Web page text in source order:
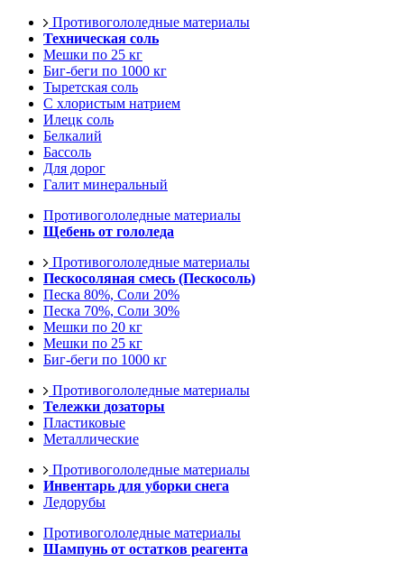
Противогололедные материалы
Техническая соль
Мешки по 25 кг
Биг-беги по 1000 кг
Тыретская соль
С хлористым натрием
Илецк соль
Белкалий
Бассоль
Для дорог
Галит минеральный
Противогололедные материалы
Щебень от гололеда
Противогололедные материалы
Пескосоляная смесь (Пескосоль)
Песка 80%, Соли 20%
Песка 70%, Соли 30%
Мешки по 20 кг
Мешки по 25 кг
Биг-беги по 1000 кг
Противогололедные материалы
Тележки дозаторы
Пластиковые
Металлические
Противогололедные материалы
Инвентарь для уборки снега
Ледорубы
Противогололедные материалы
Шампунь от остатков реагента